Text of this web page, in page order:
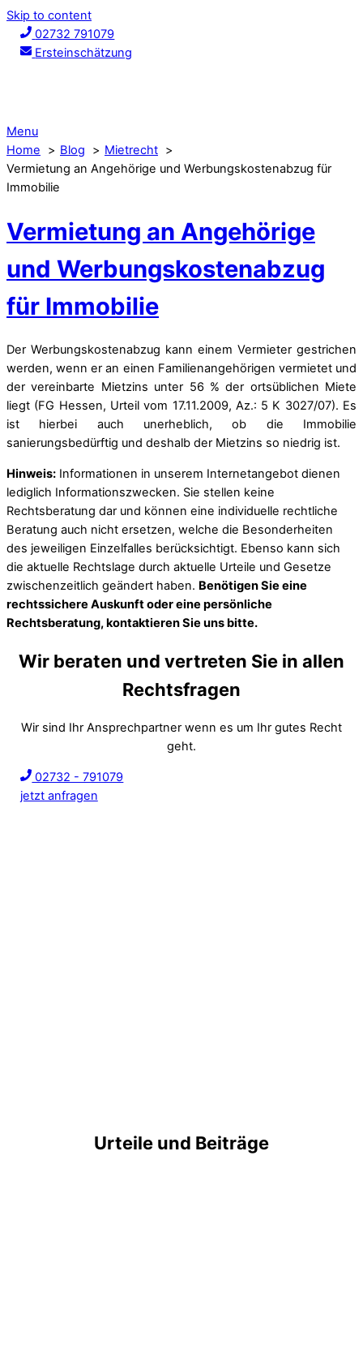
Skip to content
02732 791079
Ersteinschätzung
Menu
Home
Blog
Mietrecht
Vermietung an Angehörige und Werbungskostenabzug für
Immobilie
Vermietung an Angehörige
und Werbungskostenabzug
für Immobilie
Der Werbungskostenabzug kann einem Vermieter gestrichen
werden, wenn er an einen Familienangehörigen vermietet und
der vereinbarte Mietzins unter 56 % der ortsüblichen Miete
liegt (FG Hessen, Urteil vom 17.11.2009, Az.: 5 K 3027/07). Es
ist hierbei auch unerheblich, ob die Immobilie
sanierungsbedürftig und deshalb der Mietzins so niedrig ist.
Hinweis: Informationen in unserem Internetangebot dienen
lediglich Informationszwecken. Sie stellen keine
Rechtsberatung dar und können eine individuelle rechtliche
Beratung auch nicht ersetzen, welche die Besonderheiten
des jeweiligen Einzelfalles berücksichtigt. Ebenso kann sich
die aktuelle Rechtslage durch aktuelle Urteile und Gesetze
zwischenzeitlich geändert haben. Benötigen Sie eine
rechtssichere Auskunft oder eine persönliche
Rechtsberatung, kontaktieren Sie uns bitte.
Wir beraten und vertreten Sie in allen
Rechtsfragen
Wir sind Ihr Ansprechpartner wenn es um Ihr gutes Recht
geht.
02732 - 791079
jetzt anfragen
Urteile und Beiträge